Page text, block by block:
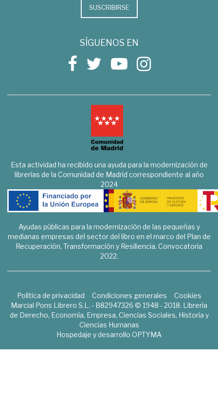
SUSCRIBIRSE
SÍGUENOS EN
Esta actividad ha recibido una ayuda para la modernización de
librerías de la Comunidad de Madrid correspondiente al año
2024
Ayudas públicas para la modernización de las pequeñas y
medianas empresas del sector del libro en el marco del Plan de
Recuperación, Transformación y Resiliencia. Convocatoria
2022.
Política de privacidad Condiciones generales
Cookies
Marcial Pons Librero S.L. - B82947326 © 1948 - 2018. Librería
de Derecho, Economía, Empresa, Ciencias Sociales, Historia y
Ciencias Humanas
Hospedaje y desarrollo OPTYMA